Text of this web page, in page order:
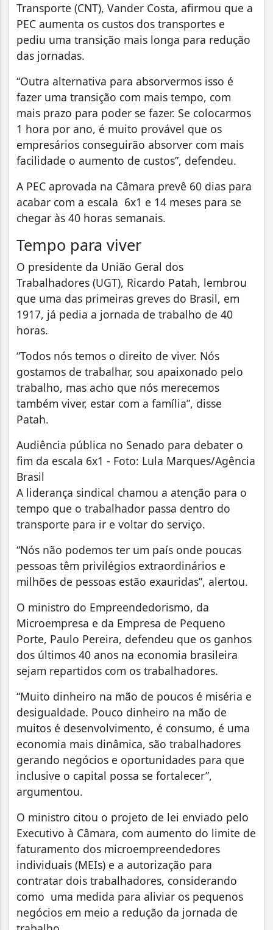
Transporte (CNT), Vander Costa, afirmou que a
PEC aumenta os custos dos transportes e
pediu uma transição mais longa para redução
das jornadas.
“Outra alternativa para absorvermos isso é
fazer uma transição com mais tempo, com
mais prazo para poder se fazer. Se colocarmos
1 hora por ano, é muito provável que os
empresários conseguirão absorver com mais
facilidade o aumento de custos”, defendeu.
A PEC aprovada na Câmara prevê 60 dias para
acabar com a escala 6x1 e 14 meses para se
chegar às 40 horas semanais.
Tempo para viver
O presidente da União Geral dos
Trabalhadores (UGT), Ricardo Patah, lembrou
que uma das primeiras greves do Brasil, em
1917, já pedia a jornada de trabalho de 40
horas.
“Todos nós temos o direito de viver. Nós
gostamos de trabalhar, sou apaixonado pelo
trabalho, mas acho que nós merecemos
também viver, estar com a família”, disse
Patah.
Audiência pública no Senado para debater o
fim da escala 6x1 - Foto: Lula Marques/Agência
Brasil
A liderança sindical chamou a atenção para o
tempo que o trabalhador passa dentro do
transporte para ir e voltar do serviço.
“Nós não podemos ter um país onde poucas
pessoas têm privilégios extraordinários e
milhões de pessoas estão exauridas”, alertou.
O ministro do Empreendedorismo, da
Microempresa e da Empresa de Pequeno
Porte, Paulo Pereira, defendeu que os ganhos
dos últimos 40 anos na economia brasileira
sejam repartidos com os trabalhadores.
“Muito dinheiro na mão de poucos é miséria e
desigualdade. Pouco dinheiro na mão de
muitos é desenvolvimento, é consumo, é uma
economia mais dinâmica, são trabalhadores
gerando negócios e oportunidades para que
inclusive o capital possa se fortalecer”,
argumentou.
O ministro citou o projeto de lei enviado pelo
Executivo à Câmara, com aumento do limite de
faturamento dos microempreendedores
individuais (MEIs) e a autorização para
contratar dois trabalhadores, considerando
como uma medida para aliviar os pequenos
negócios em meio a redução da jornada de